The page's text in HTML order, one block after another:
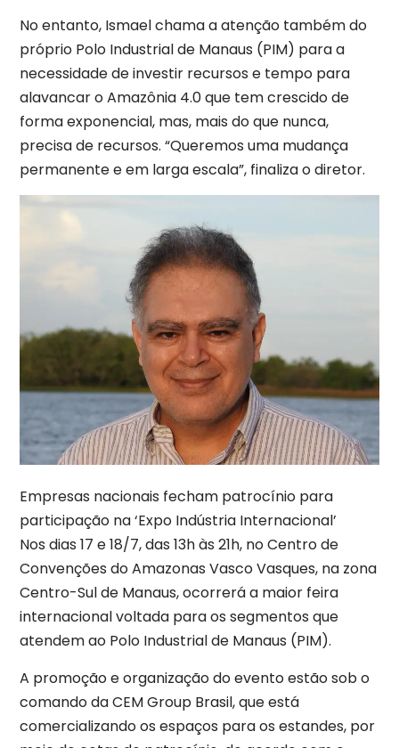
No entanto, Ismael chama a atenção também do
próprio Polo Industrial de Manaus (PIM) para a
necessidade de investir recursos e tempo para
alavancar o Amazônia 4.0 que tem crescido de
forma exponencial, mas, mais do que nunca,
precisa de recursos. “Queremos uma mudança
permanente e em larga escala”, finaliza o diretor.
Empresas nacionais fecham patrocínio para
participação na ‘Expo Indústria Internacional’
Nos dias 17 e 18/7, das 13h às 21h, no Centro de
Convenções do Amazonas Vasco Vasques, na zona
Centro-Sul de Manaus, ocorrerá a maior feira
internacional voltada para os segmentos que
atendem ao Polo Industrial de Manaus (PIM).
A promoção e organização do evento estão sob o
comando da CEM Group Brasil, que está
comercializando os espaços para os estandes, por